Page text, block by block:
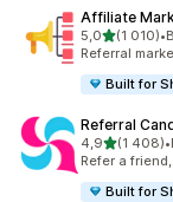
Affiliate
5,0na 5(1 010)
Łączna liczba
•
Referral
Built for
Referral
4,9na 5(1 408)
Łączna •
Refer a
Built for